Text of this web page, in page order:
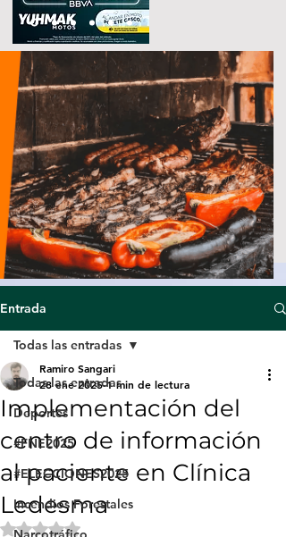
Entrada
Todas las entradas
Deportes
#FNE2025
#ELECCIONES2025
Incendios Forestales
Todas las entradas
Implementación del
centro de información
al paciente en Clínica
Ledesma
Ramiro Sangari
28 ene 2025 1 min de lectura
Obtuvo NaN de 5 estrellas.